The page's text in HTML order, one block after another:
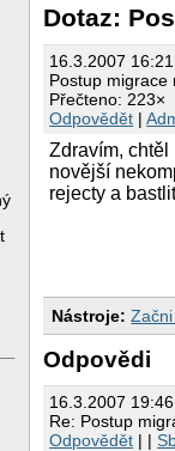
Dotaz:
16.3.2007
Postup migrace
Přečteno: 223×
Odpovědět |
Zdravím, chtěl
novější
rejecty a
Nástroje:
Odpovědi
16.3.2007 19:46
Re: Postup
Odpovědět | |